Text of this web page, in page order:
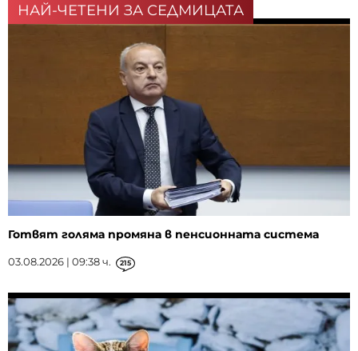
НАЙ-ЧЕТЕНИ ЗА СЕДМИЦАТА
Готвят голяма промяна в пенсионната система
03.08.2026 | 09:38 ч. 215